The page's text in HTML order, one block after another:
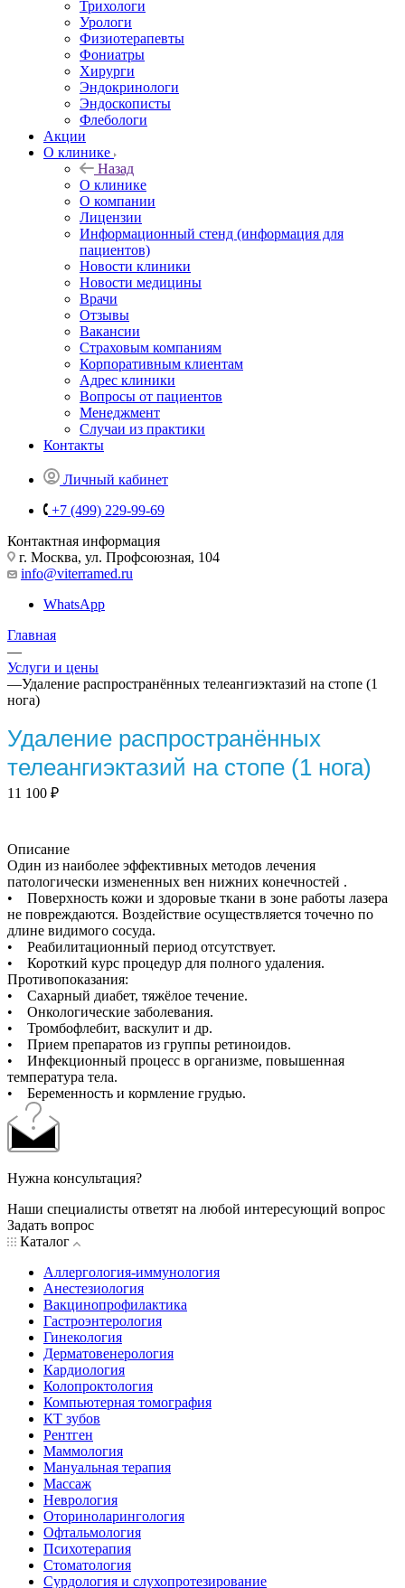
Трихологи
Урологи
Физиотерапевты
Фониатры
Хирурги
Эндокринологи
Эндоскописты
Флебологи
Акции
О клинике
Назад
О клинике
О компании
Лицензии
Информационный стенд (информация для
пациентов)
Новости клиники
Новости медицины
Врачи
Отзывы
Вакансии
Страховым компаниям
Корпоративным клиентам
Адрес клиники
Вопросы от пациентов
Менеджмент
Случаи из практики
Контакты
Личный кабинет
+7 (499) 229-99-69
Контактная информация
г. Москва, ул. Профсоюзная, 104
info@viterramed.ru
WhatsApp
Главная
—
Услуги и цены
—Удаление распространённых телеангиэктазий на стопе (1
нога)
Удаление распространённых
телеангиэктазий на стопе (1 нога)
11 100 ₽
Описание
Один из наиболее эффективных методов лечения
патологически измененных вен нижних конечностей .
• Поверхность кожи и здоровые ткани в зоне работы лазера
не повреждаются. Воздействие осуществляется точечно по
длине видимого сосуда.
• Реабилитационный период отсутствует.
• Короткий курс процедур для полного удаления.
Противопоказания:
• Сахарный диабет, тяжёлое течение.
• Онкологические заболевания.
• Тромбофлебит, васкулит и др.
• Прием препаратов из группы ретиноидов.
• Инфекционный процесс в организме, повышенная
температура тела.
• Беременность и кормление грудью.
Нужна консультация?
Наши специалисты ответят на любой интересующий вопрос
Задать вопрос
Каталог
Аллергология-иммунология
Анестезиология
Вакцинопрофилактика
Гастроэнтерология
Гинекология
Дерматовенерология
Кардиология
Колопроктология
Компьютерная томография
КТ зубов
Рентген
Маммология
Мануальная терапия
Массаж
Неврология
Оториноларингология
Офтальмология
Психотерапия
Стоматология
Сурдология и слухопротезирование